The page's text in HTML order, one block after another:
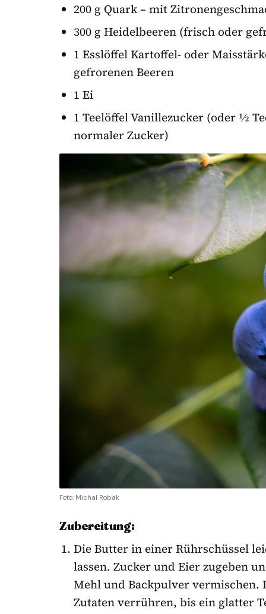
200 g Quark – mit
300 g Heidelbeeren (frisch oder
1 Esslöffel Kartoffel- oder
gefrorenen Beeren
1 Ei
1 Teelöffel Vanillezucker (oder ½
normaler Zucker)
Foto: Michal Robak
Zubereitung:
Die Butter in einer Rührschüssel
lassen. Zucker und Eier zugeben
Mehl und Backpulver vermischen.
Zutaten verrühren, bis ein glatter